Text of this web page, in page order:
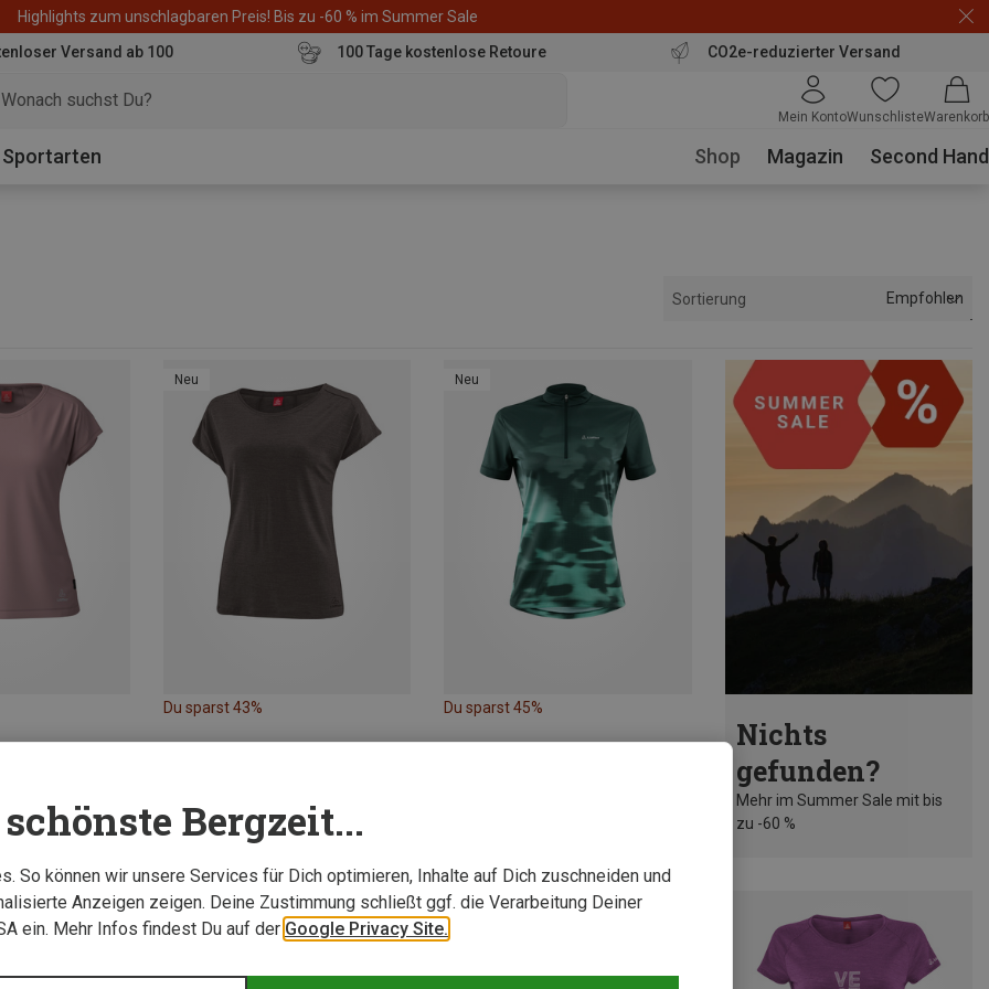
Highlights zum unschlagbaren Preis! Bis zu -60 % im Summer Sale
Versand ab 100
100 Tage kostenlose Retoure CO2e-reduzierter Versand
Mein KontoWunschlisteWarenkorb
Sportarten Shop Magazin Second Hand
Sortierung Empfohlen
Neu
Du sparst 43%
Neu
Du sparst 45%
Nichts
gefunden?
Mehr im Summer Sale mit bis
zu -60 %
Bergzeit...
So können wir unsere Services für Dich optimieren, Inhalte auf Dich zuschneiden und
Anzeigen zeigen. Deine Zustimmung schließt ggf. die Verarbeitung Deiner
ein. Mehr Infos findest Du auf der Google Privacy Site.